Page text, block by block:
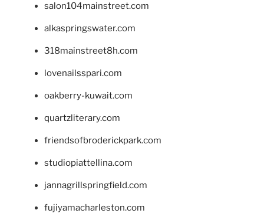
salon104mainstreet.com
alkaspringswater.com
318mainstreet8h.com
lovenailsspari.com
oakberry-kuwait.com
quartzliterary.com
friendsofbroderickpark.com
studiopiattellina.com
jannagrillspringfield.com
fujiyamacharleston.com